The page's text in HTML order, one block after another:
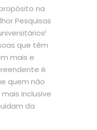
na
Pesquisas
que têm
mais e
é
quem não
inclusive
da